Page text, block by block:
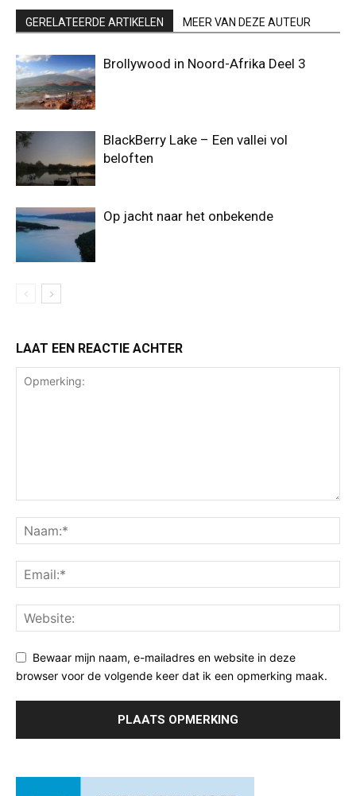
GERELATEERDE ARTIKELEN MEER VAN DEZE AUTEUR
Brollywood in Noord-Afrika Deel 3
BlackBerry Lake – Een vallei vol
beloften
Op jacht naar het onbekende
LAAT EEN REACTIE ACHTER
Bewaar mijn naam, e-mailadres en website in deze
browser voor de volgende keer dat ik een opmerking maak.